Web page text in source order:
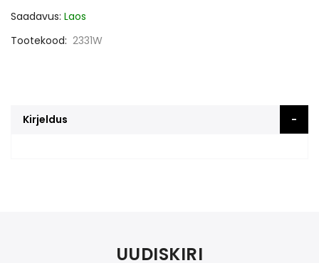
Saadavus: Laos
Tootekood 2331W
Kirjeldus
UUDISKIRI